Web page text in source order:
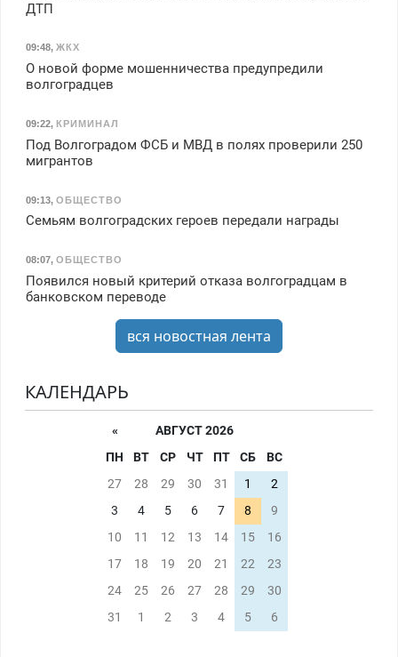
ДТП
09:48, ЖКХ
О новой форме мошенничества предупредили
волгоградцев
09:22, КРИМИНАЛ
Под Волгоградом ФСБ и МВД в полях проверили 250
мигрантов
09:13, ОБЩЕСТВО
Семьям волгоградских героев передали награды
08:07, ОБЩЕСТВО
Появился новый критерий отказа волгоградцам в
банковском переводе
вся новостная лента
КАЛЕНДАРЬ
«
АВГУСТ 2026
ПН
ВТ СР ЧТ ПТ СБ
ВС
27
28 29 30 31 1
2
3
4 5 6 7 8
9
10
11 12 13 14 15
16
17
18 19 20 21 22
23
24
25 26 27 28 29
30
31
1 2 3 4 5 6